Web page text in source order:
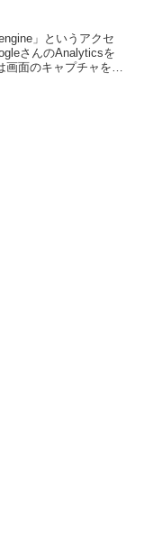
」というアクセ
さんのAnalyticsを
面のキャプチャを取